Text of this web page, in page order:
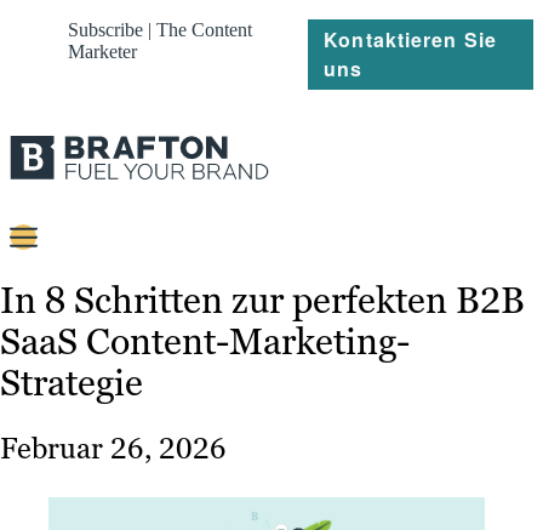
Subscribe | The Content
Marketer
Kontaktieren Sie
uns
Content
Strategie
Platforms
Referenzen
In 8 Schritten zur perfekten B2B
SaaS Content-Marketing-
Strategie
Februar 26, 2026